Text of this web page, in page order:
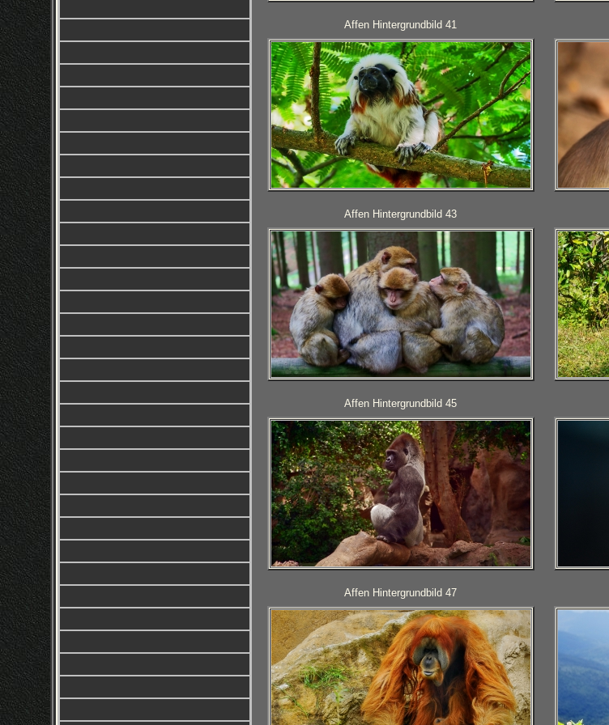
Affen Hintergrundbild 41
Affen Hintergrundbild 43
Affen Hintergrundbild 45
Affen Hintergrundbild 47